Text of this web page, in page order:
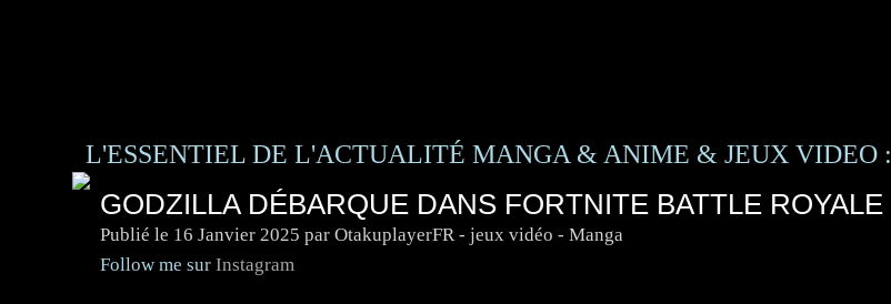
L'ESSENTIEL DE L'ACTUALITÉ MANGA & ANIME & JEUX VIDEO :
GODZILLA DÉBARQUE DANS FORTNITE BATTLE ROYALE
Publié le 16 Janvier 2025 par OtakuplayerFR - jeux vidéo - Manga
Follow me sur Instagram